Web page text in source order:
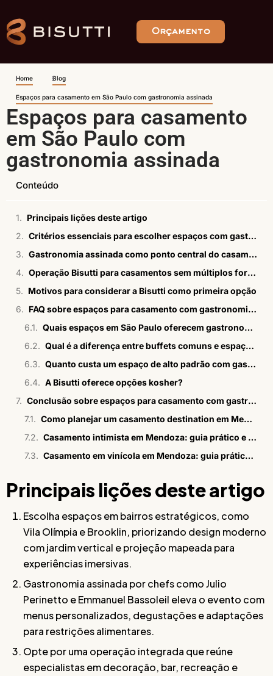
Orçamento
Home Blog
Espaços para casamento em São Paulo com gastronomia assinada
Espaços para casamento
em São Paulo com
gastronomia assinada
Conteúdo
Principais lições deste artigo
Critérios essenciais para escolher espaços com gastronomia assinada
Gastronomia assinada como ponto central do casamento
Operação Bisutti para casamentos sem múltiplos fornecedores
Motivos para considerar a Bisutti como primeira opção
FAQ sobre espaços para casamento com gastronomia assinada
Quais espaços em São Paulo oferecem gastronomia assinada para casamentos?
Qual é a diferença entre buffets comuns e espaços com chefs renomados?
Quanto custa um espaço de alto padrão com gastronomia assinada em SP?
A Bisutti oferece opções kosher?
Conclusão sobre espaços para casamento com gastronomia assinada
Como planejar um casamento destination em Mendoza
Casamento intimista em Mendoza: guia prático e estratégico
Casamento em vinícola em Mendoza: guia prático para casais
Principais lições deste artigo
Escolha espaços em bairros estratégicos, como
Vila Olímpia e Brooklin, priorizando design moderno
com jardim vertical e projeção mapeada para
experiências imersivas.
Gastronomia assinada por chefs como Julio
Perinetto e Emmanuel Bassoleil eleva o evento com
menus personalizados, degustações e adaptações
para restrições alimentares.
Opte por uma operação integrada que reúne
especialistas em decoração, bar, recreação e